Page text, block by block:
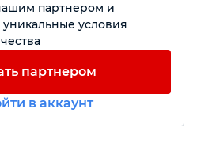
партнером и
уникальные условия
партнером
в аккаунт